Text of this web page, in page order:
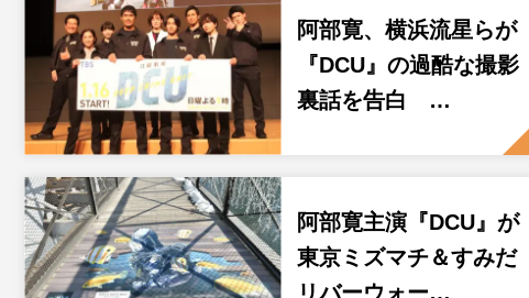
阿部寛、横浜流星らが
『DCU』の過酷な撮影
裏話を告白 …
阿部寛主演『DCU』が
東京ミズマチ＆すみだ
リバーウォー…